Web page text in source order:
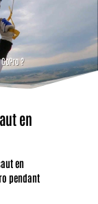
?
en
en
pendant